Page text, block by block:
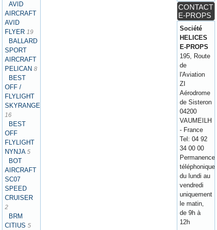
AVID
AIRCRAFT
AVID
FLYER 19
BALLARD
SPORT
AIRCRAFT
PELICAN 8
BEST
OFF /
FLYLIGHT
SKYRANGER
16
BEST
OFF
FLYLIGHT
NYNJA 5
BOT
AIRCRAFT
SC07
SPEED
CRUISER
2
BRM
CITIUS 5
CONTACT
E-PROPS
Société
HELICES
E-PROPS
195, Route
de
l'Aviation
ZI
Aérodrome
de Sisteron
04200
VAUMEILH
- France
Tel: 04 92
34 00 00
Permanence
téléphonique
du lundi au
vendredi
uniquement
le matin,
de 9h à
12h